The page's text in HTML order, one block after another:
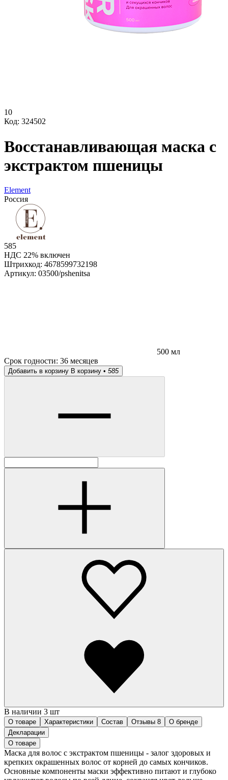
10
Код: 324502
Восстанавливающая маска с
экстрактом пшеницы
Element
Россия
585
НДС 22% включен
Штрихкод: 4678599732198
Артикул: 03500/pshenitsa
500 мл
Срок годности: 36 месяцев
Добавить в корзину В корзину • 585
В наличии 3 шт
О товаре Характеристики Состав Отзывы 8
О бренде
Декларации
О товаре
Маска для волос с экстрактом пшеницы - залог здоровых и
крепких окрашенных волос от корней до самых кончиков.
Основные компоненты маски эффективно питают и глубоко